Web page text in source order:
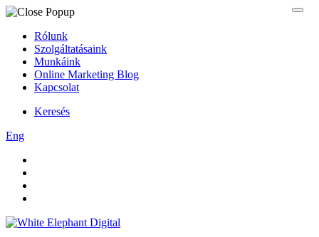
Rólunk
Szolgáltatásaink
Munkáink
Online Marketing Blog
Kapcsolat
Keresés
Eng